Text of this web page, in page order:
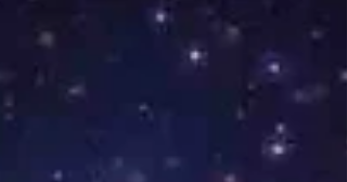
organiseren en plannen. Dat kompas noemen we
coherentie.